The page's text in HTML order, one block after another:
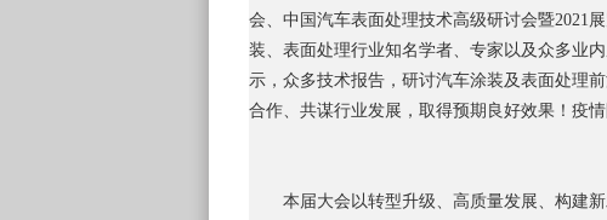
会、中国汽车表面处理技术高级研讨会暨2021
装、表面处理行业知名学者、专家以及众多业
示，众多技术报告，研讨汽车涂装及表面处理
合作、共谋行业发展，取得预期良好效果！疫
本届大会以转型升级、高质量发展、构建